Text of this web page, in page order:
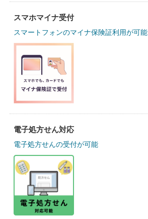
スマホマイナ受付
スマートフォンのマイナ保険証利用が可能
電子処方せん対応
電子処方せんの受付が可能